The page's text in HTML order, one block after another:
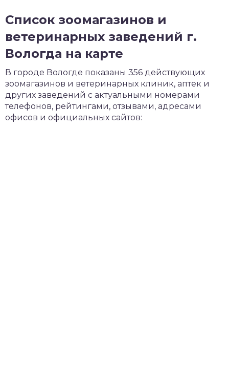
Список зоомагазинов и
ветеринарных заведений г.
Вологда на карте
В городе Вологде показаны 356 действующих
зоомагазинов и ветеринарных клиник, аптек и
других заведений с актуальными номерами
телефонов, рейтингами, отзывами, адресами
офисов и официальных сайтов: